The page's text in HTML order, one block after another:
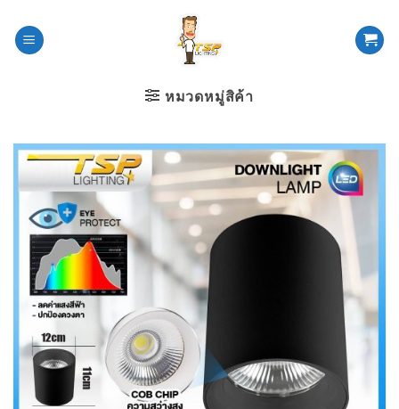
หมวดหมู่สิค้า